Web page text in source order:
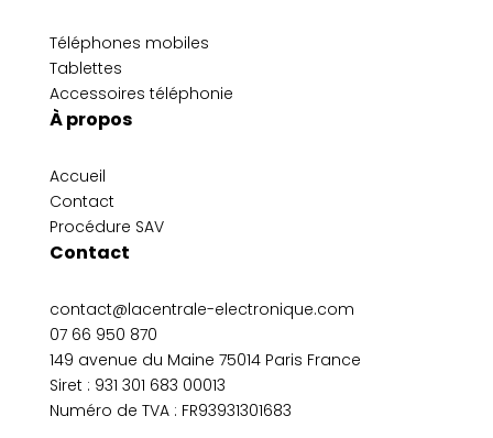
Téléphones mobiles
Tablettes
Accessoires téléphonie
À propos
Accueil
Contact
Procédure SAV
Contact
contact@lacentrale-electronique.com
07 66 950 870
149 avenue du Maine 75014 Paris France
Siret : 931 301 683 00013
Numéro de TVA : FR93931301683